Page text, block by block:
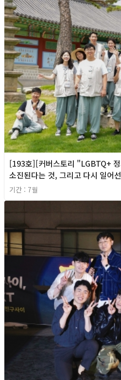
[193호][커버스토리 "LGBTQ+
소진된다는 것, 그리고 다시 일어
기간 : 7월